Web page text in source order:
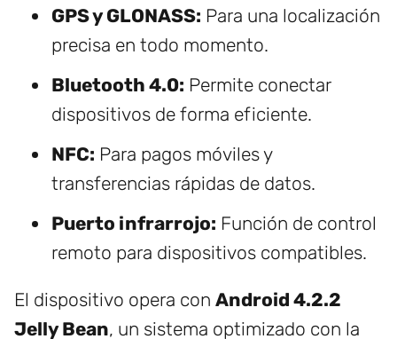
GPS y GLONASS: Para una localización
precisa en todo momento.
Bluetooth 4.0: Permite conectar
dispositivos de forma eficiente.
NFC: Para pagos móviles y
transferencias rápidas de datos.
Puerto infrarrojo: Función de control
remoto para dispositivos compatibles.
El dispositivo opera con Android 4.2.2
Jelly Bean, un sistema optimizado con la